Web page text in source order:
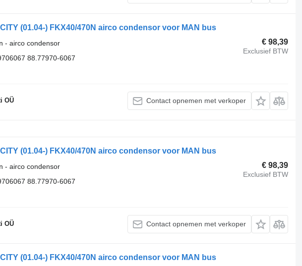
(01.04-) FKX40/470N airco condensor voor MAN bus
€ 98,39
Exclusief BTW
- airco condensor
88.77970-6067
OÜ Contact opnemen met verkoper
(01.04-) FKX40/470N airco condensor voor MAN bus
€ 98,39
Exclusief BTW
- airco condensor
88.77970-6067
OÜ Contact opnemen met verkoper
(01.04-) FKX40/470N airco condensor voor MAN bus